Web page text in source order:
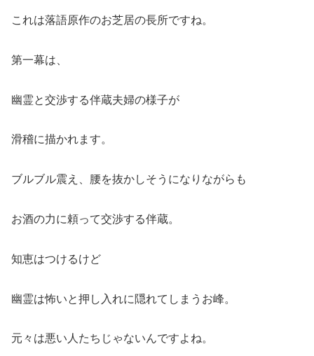
これは落語原作のお芝居の長所ですね。
第一幕は、
幽霊と交渉する伴蔵夫婦の様子が
滑稽に描かれます。
ブルブル震え、腰を抜かしそうになりながらも
お酒の力に頼って交渉する伴蔵。
知恵はつけるけど
幽霊は怖いと押し入れに隠れてしまうお峰。
元々は悪い人たちじゃないんですよね。